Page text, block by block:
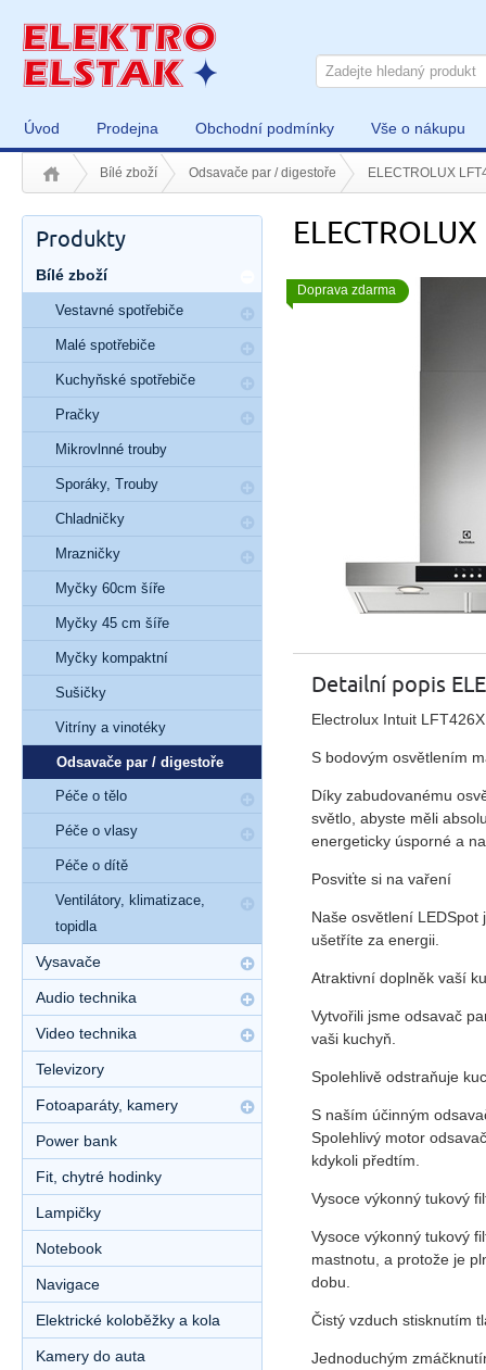
Úvod Prodejna Obchodní podmínky Vše o nákupu
Bílé zboží Odsavače par / digestoře ELECTROLUX
Doprava zdarma
Detailní popis
Electrolux Intuit
S bodovým osvětlením
Díky zabudovanému
světlo, abyste měli
energeticky úsporné a
Posviťte si na vaření
Naše osvětlení
ušetříte za energii.
Atraktivní doplněk vaší
Vytvořili jsme odsavač
vaši kuchyň.
Spolehlivě odstraňuje
S naším účinným
Spolehlivý motor
kdykoli předtím.
Vysoce výkonný tukový
Vysoce výkonný tukový
mastnotu, a protože je
dobu.
Čistý vzduch stisknutím
Jednoduchým
Produkty
Bílé zboží
Vestavné spotřebiče
Malé spotřebiče
Kuchyňské spotřebiče
Pračky
Mikrovlnné trouby
Sporáky, Trouby
Chladničky
Mrazničky
Myčky 60cm šíře
Myčky 45 cm šíře
Myčky kompaktní
Sušičky
Vitríny a vinotéky
Odsavače par / digestoře
Péče o tělo
Péče o vlasy
Péče o dítě
Ventilátory, klimatizace,
topidla
Vysavače
Audio technika
Video technika
Televizory
Fotoaparáty, kamery
Power bank
Fit, chytré hodinky
Lampičky
Notebook
Navigace
Elektrické koloběžky a kola
Kamery do auta